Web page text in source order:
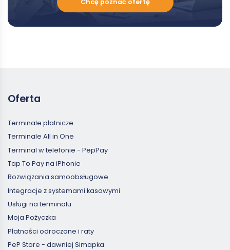
Chcę poznać ofertę
Oferta
Terminale płatnicze
Terminale All in One
Terminal w telefonie - PepPay
Tap To Pay na iPhonie
Rozwiązania samoobsługowe
Integracje z systemami kasowymi
Usługi na terminalu
Moja Pożyczka
Płatności odroczone i raty
PeP Store - dawniej Simapka